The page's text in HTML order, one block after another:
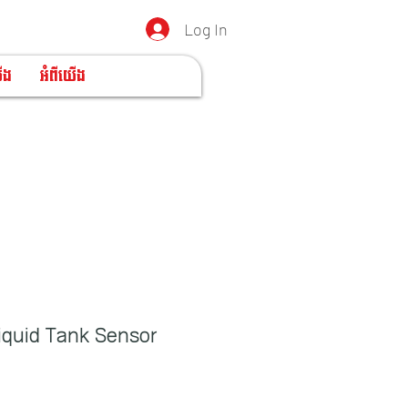
Log In
អំពីយើង
Tank Sensor